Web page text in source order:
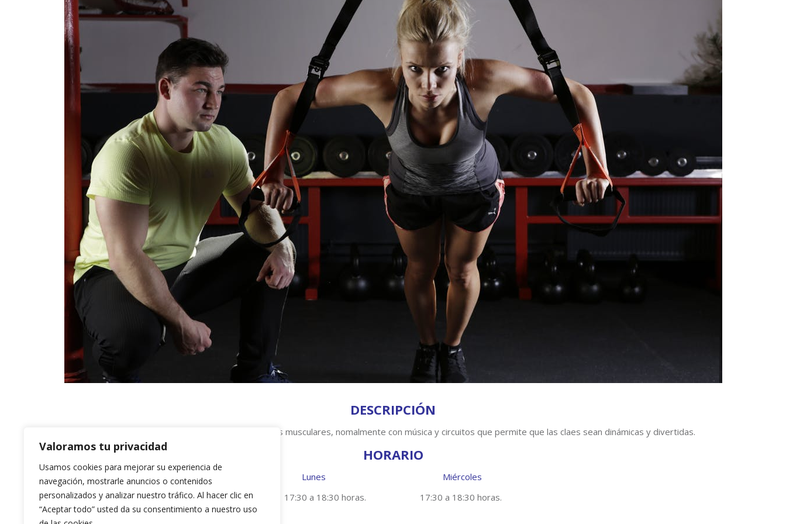
Valoramos tu privacidad
Usamos cookies para mejorar su experiencia de
navegación, mostrarle anuncios o contenidos
personalizados y analizar nuestro tráfico. Al hacer clic en
“Aceptar todo” usted da su consentimiento a nuestro uso
DESCRIPCIÓN
Actividad de tonificación de los distintos grupos musculares, nomalmente con música y circuitos que permite que las claes sean dinámicas y divertidas.
HORARIO
Lunes Miércoles
17:30 a 18:30 horas. 17:30 a 18:30 horas.